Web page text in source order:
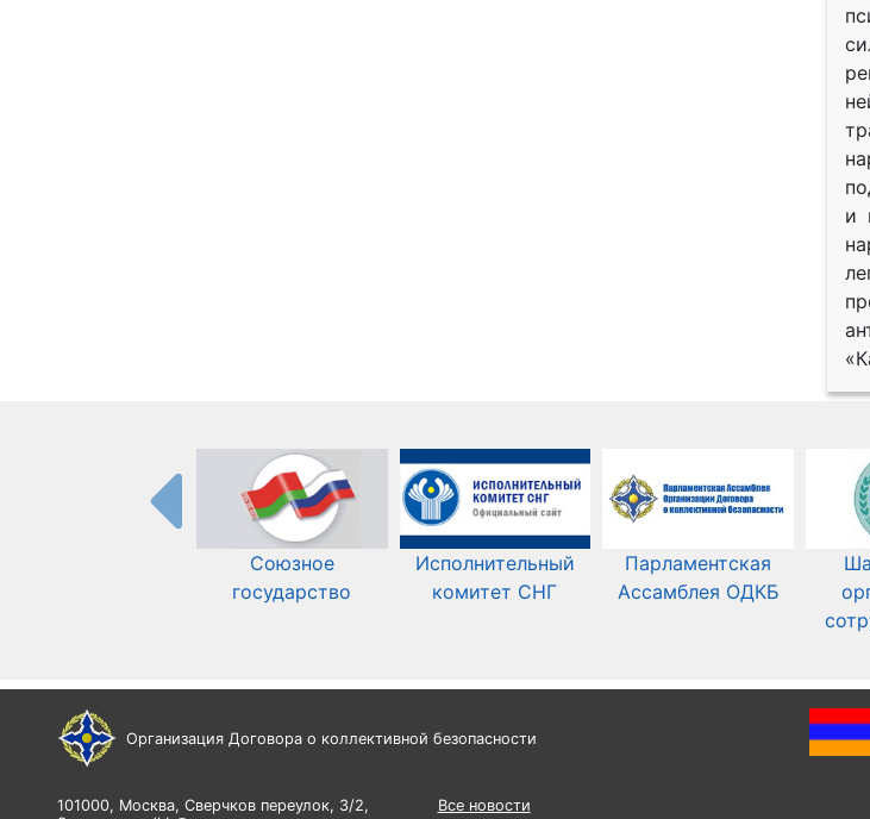
и
Союзное
государство
Исполнительный
комитет СНГ
Парламентская
Ассамблея ОДКБ
Организация Договора о коллективной безопасности
101000, Москва, Сверчков переулок, 3/2,
Все новости